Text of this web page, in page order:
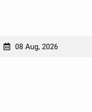
08 Aug, 2026